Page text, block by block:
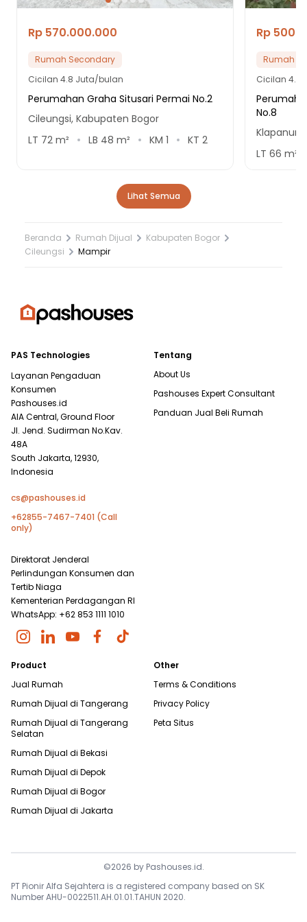
Rp 570.000.000
Rumah Secondary
Cicilan 4.8 Juta/bulan
Perumahan Graha Situsari Permai No.2
Cileungsi, Kabupaten Bogor
LT 72 m² LB 48 m² KM 1 KT 2
Rp
Rumah
Cicilan 4.2
No.8
LT 66 m²
Lihat Semua
Beranda Rumah Dijual
Kabupaten Bogor
Cileungsi
Mampir
PAS Technologies
Layanan Pengaduan
Konsumen
Pashouses.id
AIA Central, Ground Floor
Jl. Jend. Sudirman No.Kav.
48A
South Jakarta, 12930,
Indonesia
cs@pashouses.id
+62855-7467-7401 (Call
only)
Direktorat Jenderal
Perlindungan Konsumen dan
Tertib Niaga
Kementerian Perdagangan RI
WhatsApp: +62 853 1111 1010
Tentang
About Us
Pashouses Expert Consultant
Panduan Jual Beli Rumah
Product
Jual Rumah
Rumah Dijual di Tangerang
Rumah Dijual di Tangerang
Selatan
Rumah Dijual di Bekasi
Rumah Dijual di Depok
Rumah Dijual di Bogor
Rumah Dijual di Jakarta
Other
Terms & Conditions
Privacy Policy
Peta Situs
©2026 by Pashouses.id.
PT Pionir Alfa Sejahtera is a registered company based on SK
Number AHU-0022511.AH.01.01.TAHUN 2020.